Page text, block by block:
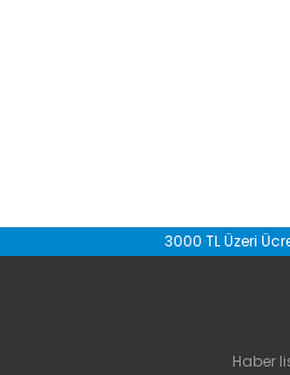
ilk yorumu siz yapın!3000 TL Üzeri
Haber